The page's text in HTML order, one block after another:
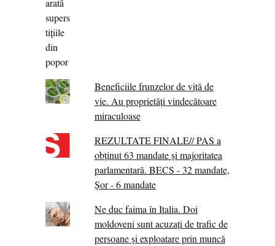
Beneficiile frunzelor de viță de
vie. Au proprietăţi vindecătoare
miraculoase
REZULTATE FINALE// PAS a
obținut 63 mandate și majoritatea
parlamentară. BECS - 32 mandate,
Șor - 6 mandate
Ne duc faima în Italia. Doi
moldoveni sunt acuzați de trafic de
persoane și exploatare prin muncă